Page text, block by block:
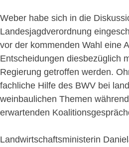
Weber habe sich in die
Landesjagdverordnung
vor der kommenden Wahl eine
Entscheidungen diesbezüglich
Regierung getroffen werden.
fachliche Hilfe des BWV bei
weinbaulichen Themen
erwartenden
Landwirtschaftsministerin